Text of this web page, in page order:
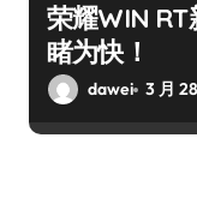
荣耀WIN
睹为快！
dawei 3 月